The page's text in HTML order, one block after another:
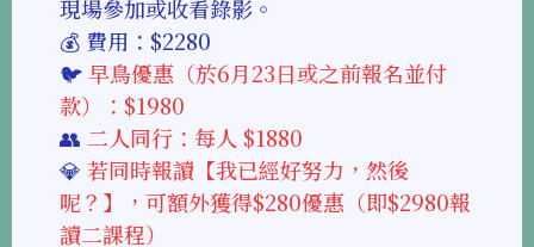
現場參加或收看錄影。
💰 費用：$2280
🐦早鳥優惠（於6月23日或之前報名並付
款）：$1980
👥 二人同行：每人 $1880
💎 若同時報讀【我已經好努力，然後
呢？】，可額外獲得$280優惠（即$2980報
讀二課程）